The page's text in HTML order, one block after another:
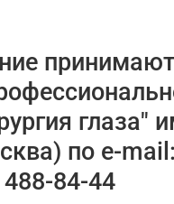
глаза"
по e-
84-44